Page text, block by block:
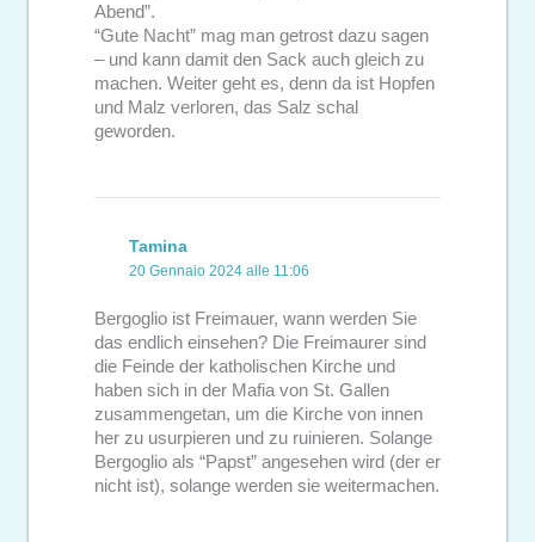
Abend”.
“Gute Nacht” mag man getrost dazu sagen
– und kann damit den Sack auch gleich zu
machen. Weiter geht es, denn da ist Hopfen
und Malz verloren, das Salz schal
geworden.
Tamina
20 Gennaio 2024 alle 11:06
Bergoglio ist Freimauer, wann werden Sie
das endlich einsehen? Die Freimaurer sind
die Feinde der katholischen Kirche und
haben sich in der Mafia von St. Gallen
zusammengetan, um die Kirche von innen
her zu usurpieren und zu ruinieren. Solange
Bergoglio als “Papst” angesehen wird (der er
nicht ist), solange werden sie weitermachen.